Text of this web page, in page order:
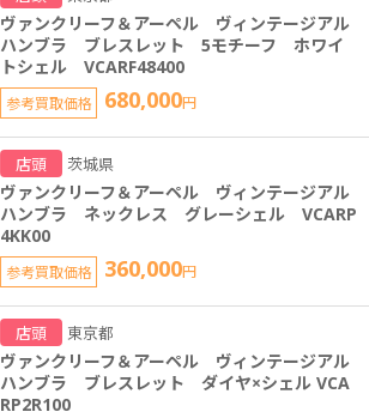
ヴァンクリーフ＆アーペル ヴィンテージアル
ハンブラ ブレスレット 5モチーフ ホワイ
トシェル VCARF48400
参考買取価格 680,000円
店頭 茨城県
ヴァンクリーフ＆アーペル ヴィンテージアル
ハンブラ ネックレス グレーシェル VCARP
4KK00
参考買取価格 360,000円
店頭 東京都
ヴァンクリーフ＆アーペル ヴィンテージアル
ハンブラ ブレスレット ダイヤ×シェル VCA
RP2R100